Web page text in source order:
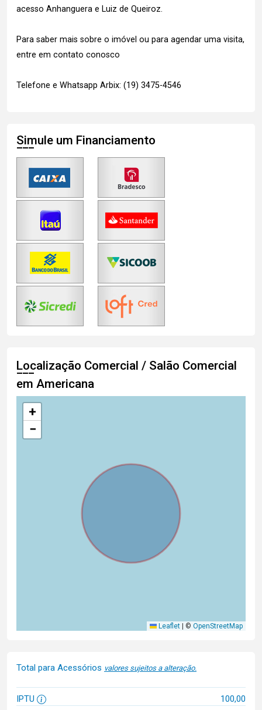
acesso Anhanguera e Luiz de Queiroz.
Para saber mais sobre o imóvel ou para agendar uma visita,
entre em contato conosco
Telefone e Whatsapp Arbix: (19) 3475-4546
Simule um Financiamento
Localização Comercial / Salão Comercial
em Americana
+
−
Leaflet | © OpenStreetMap
Total para Acessórios valores sujeitos a alteração.
IPTU 100,00